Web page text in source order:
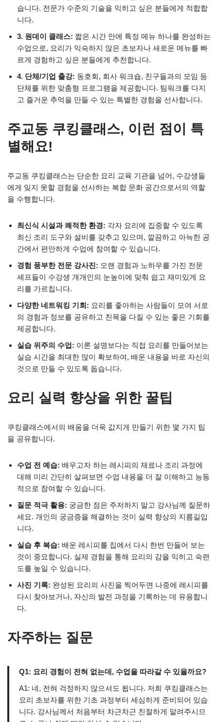
습니다. 전문가 수준의 기술을 익히고 싶은 분들에게 적합합
니다.
3. 원데이 클래스: 짧은 시간 안에 특정 메뉴 하나를 완성하는
수업으로, 요리가 익숙하지 않은 초보자나 새로운 메뉴를 빠
르게 경험하고 싶은 분들에게 추천합니다.
4. 단체/기업 출강: 동호회, 회사 워크숍, 친구들과의 모임 등
단체를 위한 맞춤형 프로그램을 제공합니다. 팀워크를 다지
고 즐거운 추억을 만들 수 있는 특별한 경험을 선사합니다.
주교동 쿠킹클래스, 이런 점이 특
별해요!
주교동 쿠킹클래스는 단순한 요리 교육 기관을 넘어, 수강생들
에게 잊지 못할 경험을 선사하는 복합 문화 공간으로서의 역할
을 수행합니다.
최신식 시설과 쾌적한 환경: 각자 요리에 집중할 수 있도록
최신 조리 도구와 설비를 갖추고 있으며, 깔끔하고 아늑한 공
간에서 편안하게 수업에 참여할 수 있습니다.
경험 풍부한 전문 강사진: 오랜 경험과 노하우를 가진 전문
셰프들이 수강생 개개인의 눈높이에 맞춰 쉽고 재미있게 요
리를 가르칩니다.
다양한 네트워킹 기회: 요리를 좋아하는 사람들이 모여 서로
의 경험과 정보를 공유하고 친목을 다질 수 있는 좋은 기회를
제공합니다.
실습 위주의 수업: 이론 설명보다는 직접 요리를 만들어보는
실습 시간을 최대한 많이 확보하여, 배운 내용을 바로 자신의
것으로 만들 수 있도록 돕습니다.
요리 실력 향상을 위한 꿀팁
쿠킹클래스에서의 배움을 더욱 값지게 만들기 위한 몇 가지 팁
을 공유합니다.
수업 전 예습: 배우고자 하는 레시피의 재료나 조리 과정에
대해 미리 간단히 살펴보면 수업 내용을 더 잘 이해하고 능동
적으로 참여할 수 있습니다.
질문 적극 활용: 궁금한 점은 주저하지 말고 강사님께 질문하
세요. 개인의 궁금증을 해결하는 것이 실력 향상의 지름길입
니다.
실습 후 복습: 배운 레시피를 집에서 다시 한번 만들어 보는
것이 중요합니다. 실제 경험을 통해 요리의 감을 익히고 숙련
도를 높일 수 있습니다.
사진 기록: 완성된 요리의 사진을 찍어두면 나중에 레시피를
다시 찾아보거나, 자신의 발전 과정을 기록하는 데 유용합니
다.
자주하는 질문
Q1: 요리 경험이 전혀 없는데, 수업을 따라갈 수 있을까요?
A1: 네, 전혀 걱정하지 않으셔도 됩니다. 저희 쿠킹클래스는
요리 초보자를 위한 기초 과정부터 세심하게 준비되어 있습
니다. 강사님께서 처음부터 차근차근 친절하게 알려주시므